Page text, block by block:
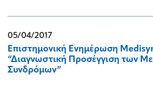
05/04/2017
Επιστημονική Ενημέρωση
“Διαγνωστική Προσέγγιση των
Συνδρόμων”